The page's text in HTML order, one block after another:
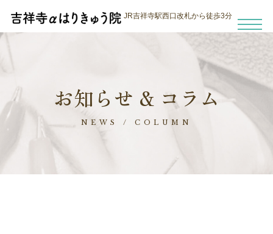
JR吉祥寺駅西口改札から徒歩3分
お知らせ & コラム
NEWS / COLUMN